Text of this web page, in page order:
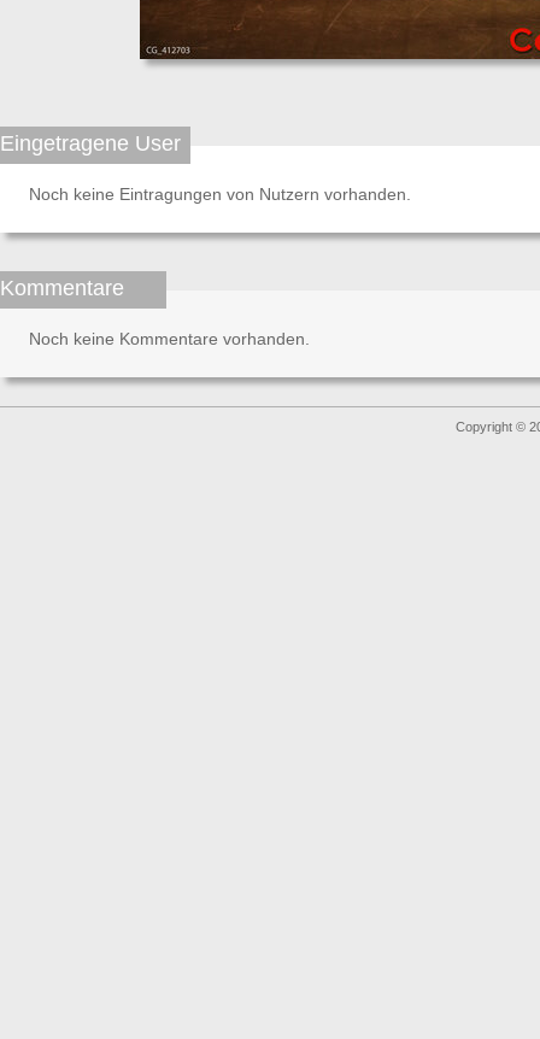
Eingetragene User
Noch keine Eintragungen von Nutzern vorhanden.
Kommentare
Noch keine Kommentare vorhanden.
Copyright ©